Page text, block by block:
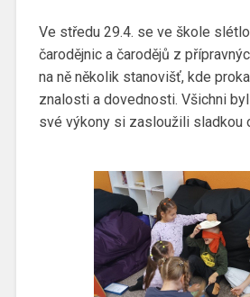
Ve středu 29.4. se ve škole
čarodějnic a čarodějů z
na ně několik stanovišť, kde
znalosti a dovednosti. Všichni
své výkony si zasloužili sladkou